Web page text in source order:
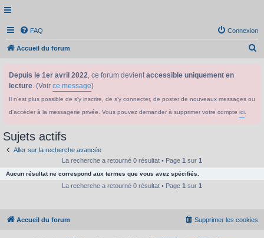
FAQ Connexion
Accueil du forum
Depuis le 1er avril 2022, ce forum devientaccessible uniquement en
lecture. (Voir ce message)
Il n'est plus possible de s'y inscrire, de s'y connecter, de poster de nouveaux messages ou
d'accéder à la messagerie privée. Vous pouvez demander à supprimer votre compte ici
Sujets actifs
Aller sur la recherche avancée
La recherche a retourné 0 résultat • Page 1 sur 1
Aucun résultat ne correspond aux termes que vous avez spécifiés.
La recherche a retourné 0 résultat • Page 1 sur 1
Accueil du forum Supprimer les cookies